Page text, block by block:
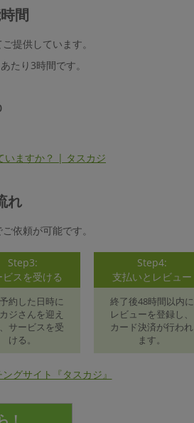
間
提供しています。
たり3時間です。
いますか？ | タスカジ
れ
依頼が可能です。
Step3:
ビスを受ける
約した日時に
ジさんを迎え
サービスを受
ける。
Step4:
支払いとレビュー
終了後48時間以内に
レビューを登録し、
カード決済が行われ
ます。
グサイト『タスカジ』